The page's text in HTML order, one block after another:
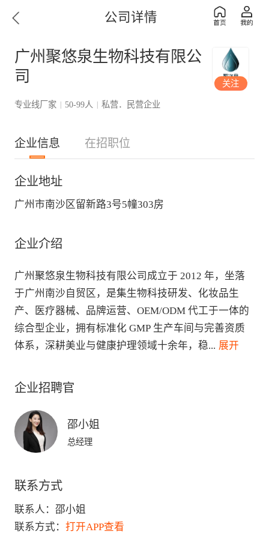
公司详情
广州聚悠泉生物科技有限公
司
专业线厂家 | 50-99人 | 私营．民营企业
关注
企业信息 在招职位
企业地址
广州市南沙区留新路3号5幢303房
企业介绍
广州聚悠泉生物科技有限公司成立于 2012 年，坐落
于广州南沙自贸区，是集生物科技研发、化妆品生
产、医疗器械、品牌运营、OEM/ODM 代工于一体的
综合型企业，拥有标准化 GMP 生产车间与完善资质
体系，深耕美业与健康护理领域十余年，稳... 展开
企业招聘官
邵小姐
总经理
联系方式
联系人： 邵小姐
联系方式： 打开APP查看